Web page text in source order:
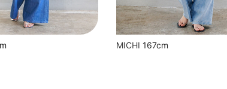
MICHI 167cm